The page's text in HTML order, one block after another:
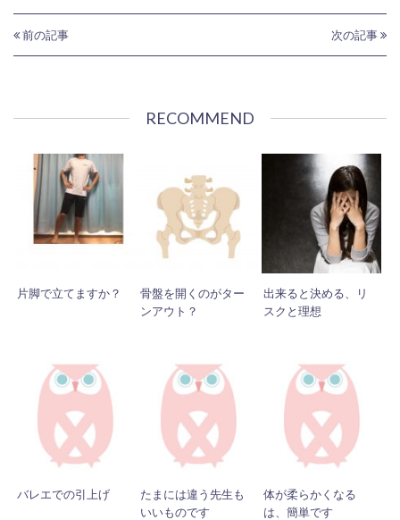
前の記事 次の記事
RECOMMEND
片脚で立てますか？
骨盤を開くのがター
ンアウト？
出来ると決める、リ
スクと理想
バレエでの引上げ
たまには違う先生も
いいものです
体が柔らかくなる
は、簡単です